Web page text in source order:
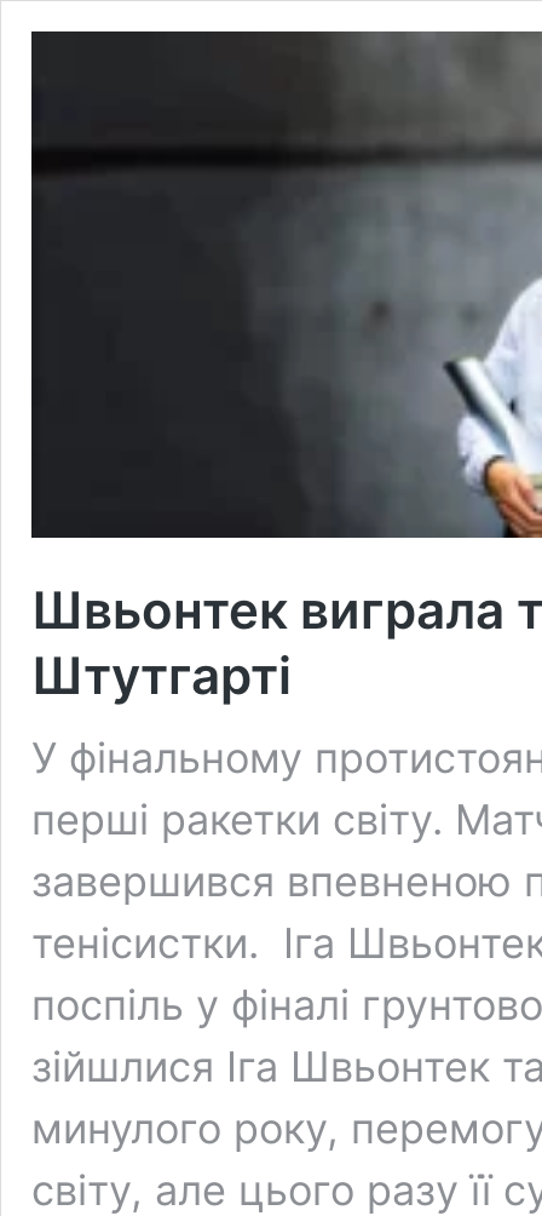
Швьонтек виграла
Штутгарті
У фінальному
перші ракетки світу.
завершився впевненою
тенісистки. Іга
поспіль у фіналі
зійшлися Іга Швьонтек
минулого року,
світу, але цього разу її